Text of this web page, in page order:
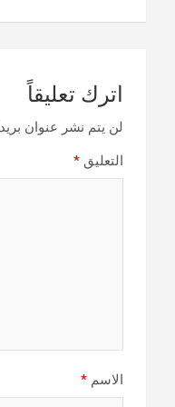
اترك تعليقاً
لن يتم نشر عنوان
التعليق *
الاسم *